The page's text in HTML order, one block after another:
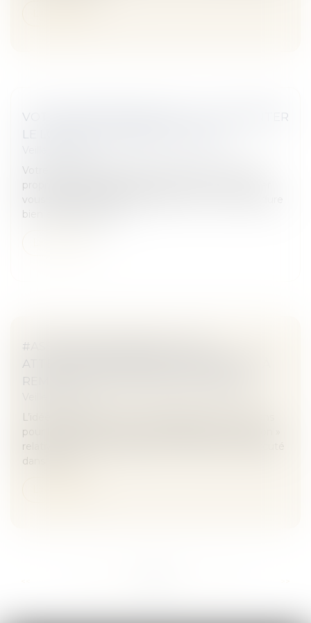
VOTRE PROPRIÉTAIRE PEUT-IL AUGMENTER
LE LOYER À L'ÉCHÉANCE DU BAIL ?
Votre bail d'habitation arrive à son terme et votre
propriétaire souhaite augmenter le loyer ? SeLoger
vous apporte quelques précisions sur cette procédure
bien encadrée par la...
#ASSURANCEDÉCENNALE : DES
ATTESTATIONS ENFIN STANDARDISÉES À
REMETTRE AUX MAÎTRES D’OUVRAGE
L’idée était simple. Mais il aura fallu près de deux ans
pour la mettre en oeuvre. Décidé par la loi « Hamon »
relative à la consommation du 17 mars 2014, rediscuté
dans le cadr...